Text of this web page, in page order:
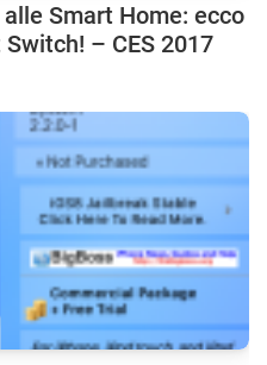
Smart Home: ecco
– CES 2017